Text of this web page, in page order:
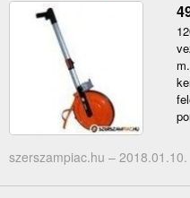
szerszampiac.hu – 2018.01.10.